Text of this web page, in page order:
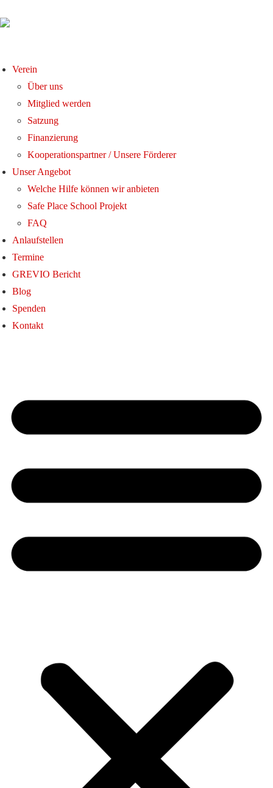
Verein
Über uns
Mitglied werden
Satzung
Finanzierung
Kooperationspartner / Unsere Förderer
Unser Angebot
Welche Hilfe können wir anbieten
Safe Place School Projekt
FAQ
Anlaufstellen
Termine
GREVIO Bericht
Blog
Spenden
Kontakt